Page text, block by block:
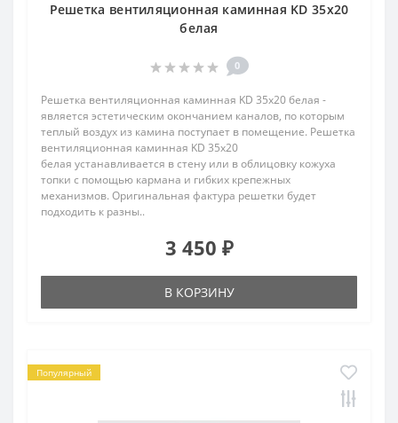
Решетка вентиляционная каминная KD 35х20
белая
0
Решетка вентиляционная каминная KD 35х20 белая -
является эстетическим окончанием каналов, по которым
теплый воздух из камина поступает в помещение. Решетка
вентиляционная каминная KD 35х20
белая устанавливается в стену или в облицовку кожуха
топки с помощью кармана и гибких крепежных
механизмов. Оригинальная фактура решетки будет
подходить к разны..
3 450 ₽
В КОРЗИНУ
Популярный